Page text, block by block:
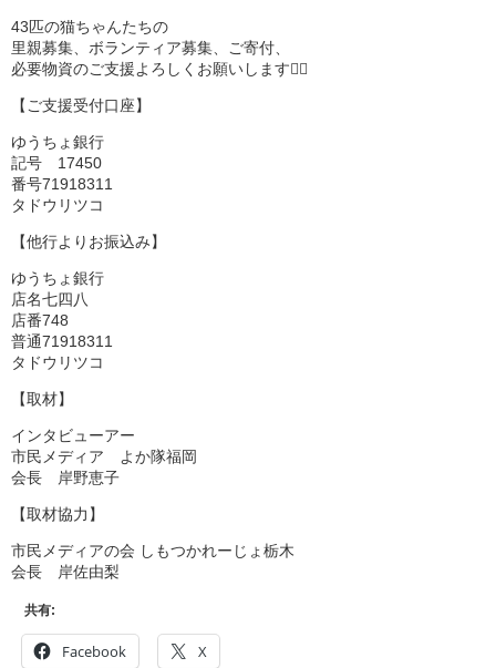
43匹の猫ちゃんたちの
里親募集、ボランティア募集、ご寄付、
必要物資のご支援よろしくお願いします🙇‍♂️
【ご支援受付口座】
ゆうちょ銀行
記号 17450
番号71918311
タドウリツコ
【他行よりお振込み】
ゆうちょ銀行
店名七四八
店番748
普通71918311
タドウリツコ
【取材】
インタビューアー
市民メディア よか隊福岡
会長 岸野恵子
【取材協力】
市民メディアの会 しもつかれーじょ栃木
会長 岸佐由梨
共有:
Facebook X